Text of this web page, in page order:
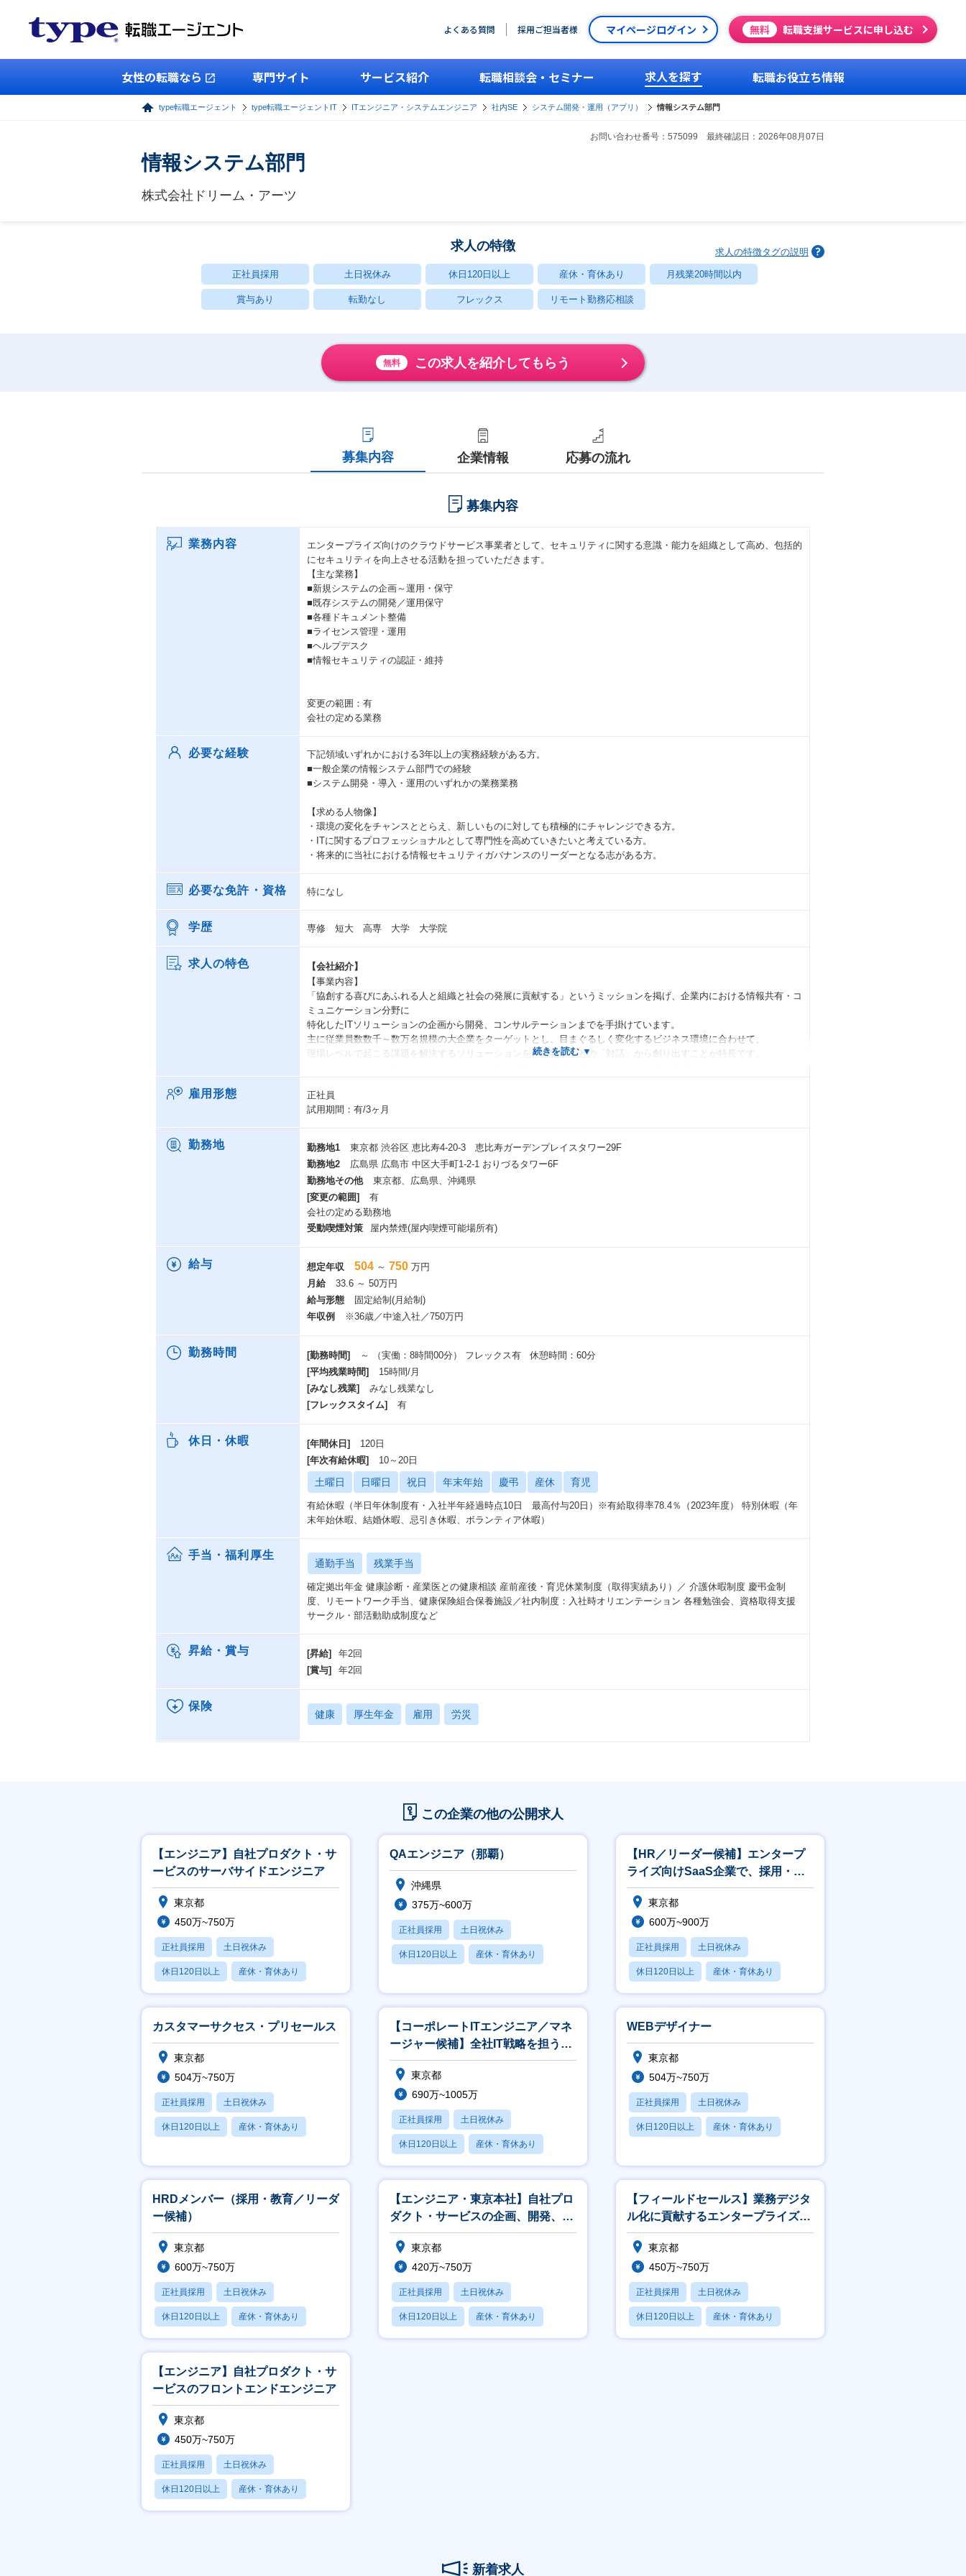
よくある質問 採用ご担当者様 マイページログイン 無料 転職支援サービスに申し込む
女性の転職なら 専門サイト サービス紹介 転職相談会・セミナー 求人を探す 転職お役立ち情報
type転職エージェント type転職エージェントIT ITエンジニア・システムエンジニア 社内SE システム開発・運用（アプリ） 情報システム部門
お問い合わせ番号：575099 最終確認日：2026年08月07日
情報システム部門
株式会社ドリーム・アーツ
求人の特徴 求人の特徴タグの説明
正社員採用 土日祝休み 休日120日以上 産休・育休あり 月残業20時間以内
賞与あり 転勤なし フレックス リモート勤務応相談
無料 この求人を紹介してもらう
募集内容 企業情報 応募の流れ
募集内容
業務内容
エンタープライズ向けのクラウドサービス事業者として、セキュリティに関する意識・能力を組織として高め、包括的
にセキュリティを向上させる活動を担っていただきます。
【主な業務】
■新規システムの企画～運用・保守
■既存システムの開発／運用保守
■各種ドキュメント整備
■ライセンス管理・運用
■ヘルプデスク
■情報セキュリティの認証・維持
変更の範囲：有
会社の定める業務
必要な経験
下記領域いずれかにおける3年以上の実務経験がある方。
■一般企業の情報システム部門での経験
■システム開発・導入・運用のいずれかの業務業務
【求める人物像】
・環境の変化をチャンスととらえ、新しいものに対しても積極的にチャレンジできる方。
・ITに関するプロフェッショナルとして専門性を高めていきたいと考えている方。
・将来的に当社における情報セキュリティガバナンスのリーダーとなる志がある方。
必要な免許・資格 特になし
学歴 専修 短大 高専 大学 大学院
求人の特色
【会社紹介】
【事業内容】
「協創する喜びにあふれる人と組織と社会の発展に貢献する」というミッションを掲げ、企業内における情報共有・コ
ミュニケーション分野に
特化したITソリューションの企画から開発、コンサルテーションまでを手掛けています。
主に従業員数数千～数万名規模の大企業をターゲットとし、目まぐるしく変化するビジネス環境に合わせて、
現場レベルで起こる課題を解決するソリューションを、お客さまとの「対話」から創り出すことが特長です。
働く人の意識共有を実現する「InsuiteX」など自社開発のサービスを保有し、多くのリーディングカンパニーの変革を
支援しています。
【サービス】
■「SmartDB」日本のリーディングカンパニーに選ばれる 大企業の業務デジタル化クラウド
「SmartDB」は、⼤企業向け業務デジタル化クラウドです。ノンプログラミングで開発可能な「SmartDB」は、幅
広い現場業務に対応する⽂書管理、
柔軟に設定できるワークフロー機能を装備。だれもが業務に合わせて使うことのできる直感的な操作性と、⼤企業に
必要なきめ細やかな権限設定にも対応しています。
さらに高度なセキュリティを実現したことで、数万人単位で利用することが難しかったSaaS（Software as a Servic
■「Shopらん」導入実績57,000店舗！流通・小売業の多店舗ビジネスを支援するコミュニケーションツール
「Shopらん」は、流通・小売業の本部・店舗間コミュニケーションに特化したクラウドです。本サービスはすかい
らーくやイトーヨーカドーなど
幅広い業種・規模で採用され、導入店舗数約57,000店舗と数多くのお客さまにご利用いただいています。「Shopら
ツの増加にも柔軟に対応できる環境を実現しています。
■「InsuiteX」大企業の働き方を変えるビジネスコックピット
大企業の利用ユーザ65万名を超える「INSUITE」が20年ぶりにフルモデルチェンジ。
「InsuiteX」は、大企業の働き方を変える意識改革クラウドです。組織のデジタライゼーションを推進し、ベクトル
さらには経営層のビジョンと現場の気づきを共鳴させることで情報共有の先にある「意識共有」を実現します。
雇用形態
正社員
試用期間：有/3ヶ月
勤務地 勤務地1
東京都 渋谷区 恵比寿4-20-3 恵比寿ガーデンプレイスタワー29F
勤務地2
広島県 広島市 中区大手町1-2-1 おりづるタワー6F
勤務地その他
東京都、広島県、沖縄県
[変更の範囲]
有
会社の定める勤務地
受動喫煙対策
屋内禁煙(屋内喫煙可能場所有)
給与 想定年収 504 ～ 750 万円
月給
33.6 ～ 50万円
給与形態
固定給制(月給制)
年収例
※36歳／中途入社／750万円
勤務時間 [勤務時間]
～ （実働：8時間00分） フレックス有 休憩時間：60分
[平均残業時間]
15時間/月
[みなし残業]
みなし残業なし
[フレックスタイム]
有
休日・休暇 [年間休日]
120日
[年次有給休暇]
10～20日
土曜日 日曜日 祝日 年末年始 慶弔 産休 育児
有給休暇（半日年休制度有・入社半年経過時点10日 最高付与20日）※有給取得率78.4％（2023年度） 特別休暇（年
末年始休暇、結婚休暇、忌引き休暇、ボランティア休暇）
手当・福利厚生
通勤手当 残業手当
確定拠出年金 健康診断・産業医との健康相談 産前産後・育児休業制度（取得実績あり）／ 介護休暇制度 慶弔金制
度、リモートワーク手当、健康保険組合保養施設／社内制度：入社時オリエンテーション 各種勉強会、資格取得支援
サークル・部活動助成制度など
昇給・賞与 [昇給]
年2回
[賞与]
年2回
保険
健康 厚生年金 雇用 労災
この企業の他の公開求人
【エンジニア】自社プロダクト・サ
ービスのサーバサイドエンジニア
東京都
450万~750万
正社員採用 土日祝休み
休日120日以上 産休・育休あり
月残業20時間以内
QAエンジニア（那覇）
沖縄県
375万~600万
正社員採用 土日祝休み
休日120日以上 産休・育休あり
【HR／リーダー候補】エンタープ
ライズ向けSaaS企業で、採用・教
育を担うリーダー候補を募集！
東京都
600万~900万
正社員採用 土日祝休み
休日120日以上 産休・育休あり
月残業20時間以内
カスタマーサクセス・プリセールス
東京都
504万~750万
正社員採用 土日祝休み
休日120日以上 産休・育休あり
【コーポレートITエンジニア／マネ
ージャー候補】全社IT戦略を担うコ
ーポレートITエンジニアを募集
東京都
690万~1005万
正社員採用 土日祝休み
休日120日以上 産休・育休あり
月残業20時間以内
WEBデザイナー
東京都
504万~750万
正社員採用 土日祝休み
休日120日以上 産休・育休あり
HRDメンバー（採用・教育／リーダ
ー候補）
東京都
600万~750万
正社員採用 土日祝休み
休日120日以上 産休・育休あり
月残業20時間以内
【エンジニア・東京本社】自社プロ
ダクト・サービスの企画、開発、運
用 プロダクト開発エンジニア
東京都
420万~750万
正社員採用 土日祝休み
休日120日以上 産休・育休あり
月残業20時間以内
【フィールドセールス】業務デジタ
ル化に貢献するエンタープライズ向
け営業担当募集！
東京都
450万~750万
正社員採用 土日祝休み
休日120日以上 産休・育休あり
月残業20時間以内
【エンジニア】自社プロダクト・サ
ービスのフロントエンドエンジニア
東京都
450万~750万
正社員採用 土日祝休み
休日120日以上 産休・育休あり
月残業20時間以内
新着求人